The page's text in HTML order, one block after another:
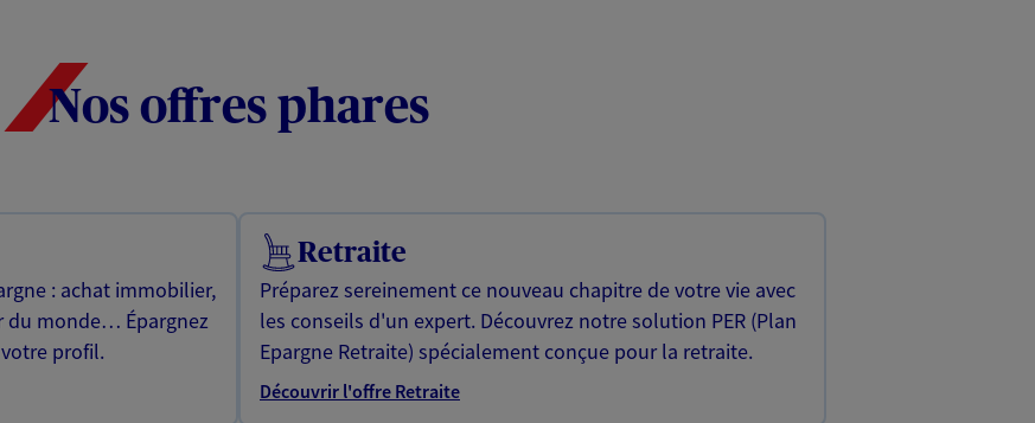
Nos offres phares
: achat immobilier,
du monde… Épargnez
profil.
Retraite
Préparez sereinement ce nouveau chapitre de votre vie avec
les conseils d'un expert. Découvrez notre solution PER (Plan
Epargne Retraite) spécialement conçue pour la retraite.
Découvrir l'offre Retraite